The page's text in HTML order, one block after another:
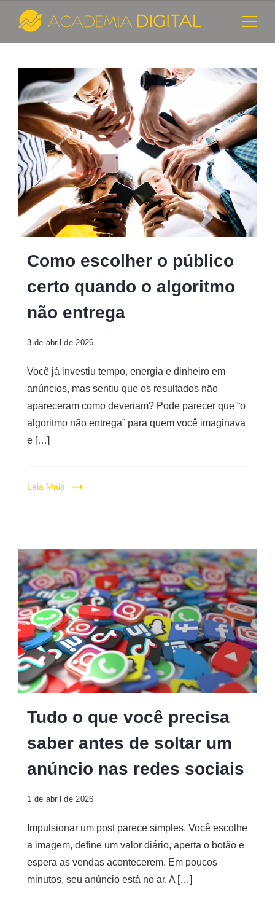
content
e
Consultoria
de
Marketing
Digital
Academia
Digital
Blog
Como escolher o público
certo quando o algoritmo
não entrega
3 de abril de 2026
Você já investiu tempo, energia e dinheiro em
anúncios, mas sentiu que os resultados não
apareceram como deveriam? Pode parecer que “o
algoritmo não entrega” para quem você imaginava
e […]
Leia Mais
Tudo o que você precisa
saber antes de soltar um
anúncio nas redes sociais
1 de abril de 2026
Impulsionar um post parece simples. Você escolhe
a imagem, define um valor diário, aperta o botão e
espera as vendas acontecerem. Em poucos
minutos, seu anúncio está no ar. A […]